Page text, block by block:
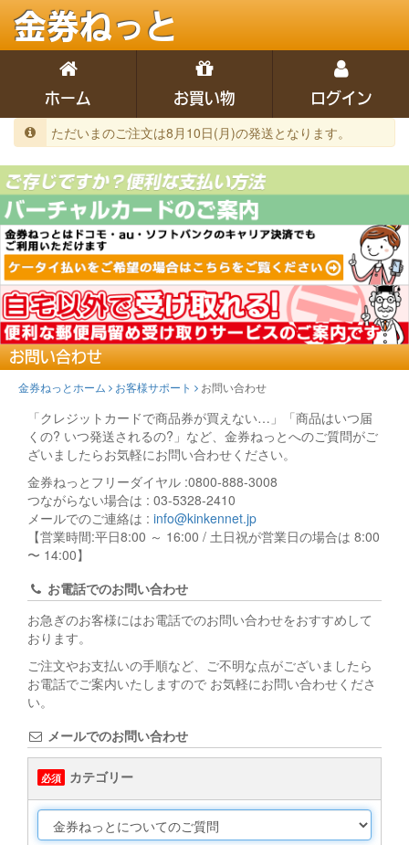
金券ねっと
ホーム お買い物 ログイン
ただいまのご注文は8月10日(月)の発送となります。
お問い合わせ
金券ねっとホーム
お客様サポート お問い合わせ
「クレジットカードで商品券が買えない…」「商品はいつ届
くの? いつ発送されるの?」など、金券ねっとへのご質問がご
ざいましたらお気軽にお問い合わせください。
金券ねっとフリーダイヤル :0800-888-3008
つながらない場合は : 03-5328-2410
メールでのご連絡は : info@kinkennet.jp
【営業時間:平日8:00 ～ 16:00 / 土日祝が営業日の場合は 8:00
〜 14:00】
お電話でのお問い合わせ
お急ぎのお客様にはお電話でのお問い合わせをおすすめして
おります。
ご注文やお支払いの手順など、ご不明な点がございましたら
お電話でご案内いたしますので お気軽にお問い合わせくださ
い。
メールでのお問い合わせ
カテゴリー